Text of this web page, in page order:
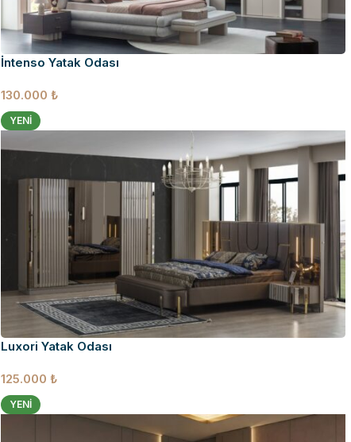
İntenso Yatak Odası
130.000 ₺
YENI
Luxori Yatak Odası
125.000 ₺
YENI